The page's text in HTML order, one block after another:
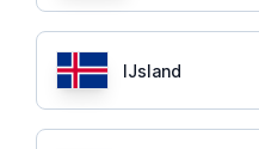
IJsland